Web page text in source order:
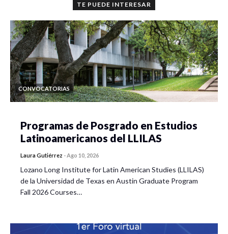
TE PUEDE INTERESAR
CONVOCATORIAS
Programas de Posgrado en Estudios
Latinoamericanos del LLILAS
Laura Gutiérrez -Ago 10, 2026
Lozano Long Institute for Latin American Studies (LLILAS)
de la Universidad de Texas en Austin Graduate Program
Fall 2026 Courses…